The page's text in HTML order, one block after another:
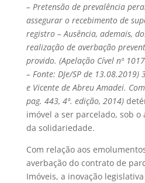
– Pretensão de prevalência
assegurar o recebimento de
registro – Ausência, ademais,
realização de averbação
provido. (Apelação Cível nº
– Fonte: DJe/SP de 13.08.2019)
e Vicente de Abreu Amadei.
pag. 443, 4ª. edição, 2014)
imóvel a ser parcelado, sob
da solidariedade.
Com relação aos
averbação do contrato de
Imóveis, a inovação